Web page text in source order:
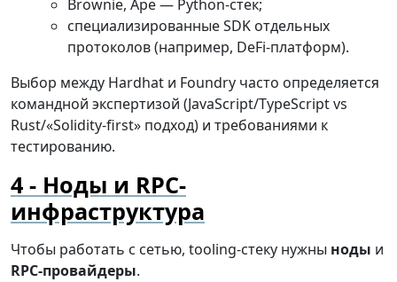
Brownie, Ape — Python-стек;
специализированные SDK отдельных
протоколов (например, DeFi-платформ).
Выбор между Hardhat и Foundry часто определяется
командной экспертизой (JavaScript/TypeScript vs
Rust/«Solidity-first» подход) и требованиями к
тестированию.
Ноды и RPC-
инфраструктура
Чтобы работать с сетью, tooling-стеку нужны ноды и
RPC-провайдеры.